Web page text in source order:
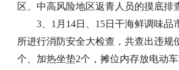
区、中高风险地区返青人员的摸底排
3、1月14日、15日干海鲜调味品
所进行消防安全大检查，共查出违规
个、加热坐垫2个，摊位内存放电动